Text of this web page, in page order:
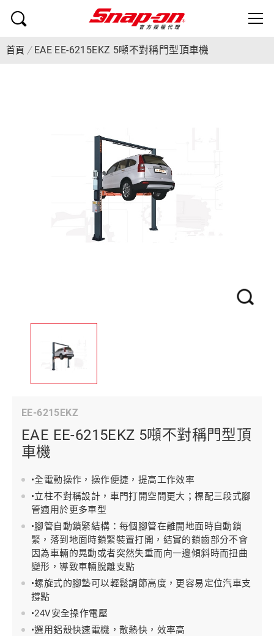
首頁 EAE EE-6215EKZ 5噸不對稱門型頂車機
EE-6215EKZ
EAE EE-6215EKZ 5噸不對稱門型頂
車機
•全電動操作，操作便捷，提高工作效率
•立柱不對稱設計，車門打開空間更大；標配三段式腳
管適用於更多車型
•腳管自動鎖緊結構：每個腳管在離開地面時自動鎖
緊，落到地面時鎖緊裝置打開，結實的鎖齒部分不會
因為車輛的晃動或者突然失重而向一邊傾斜時而扭曲
變形，導致車輛脫離支點
•螺旋式的腳墊可以輕鬆調節高度，更容易定位汽車支
撐點
•24V安全操作電壓
•選用鋁殼快速電機，散熱快，效率高